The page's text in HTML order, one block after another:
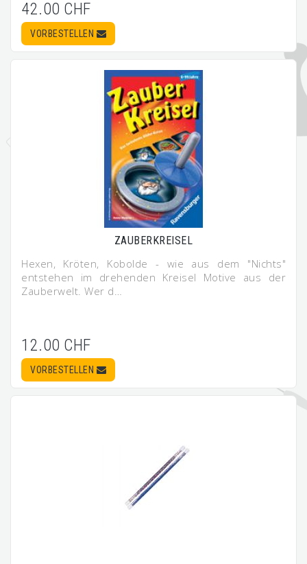
42.00 CHF
VORBESTELLEN
ZAUBERKREISEL
Hexen, Kröten, Kobolde - wie aus dem "Nichts"
entstehen im drehenden Kreisel Motive aus der
Zauberwelt. Wer d…
12.00 CHF
VORBESTELLEN